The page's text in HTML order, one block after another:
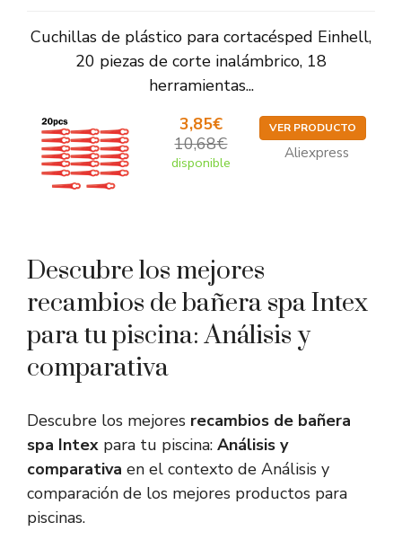
Cuchillas de plástico para cortacésped Einhell,
20 piezas de corte inalámbrico, 18
herramientas...
3,85€
10,68€
disponible
VER PRODUCTO
Aliexpress
Descubre los mejores
recambios de bañera spa Intex
para tu piscina: Análisis y
comparativa
Descubre los mejores recambios de bañera
spa Intex para tu piscina: Análisis y
comparativa en el contexto de Análisis y
comparación de los mejores productos para
piscinas.